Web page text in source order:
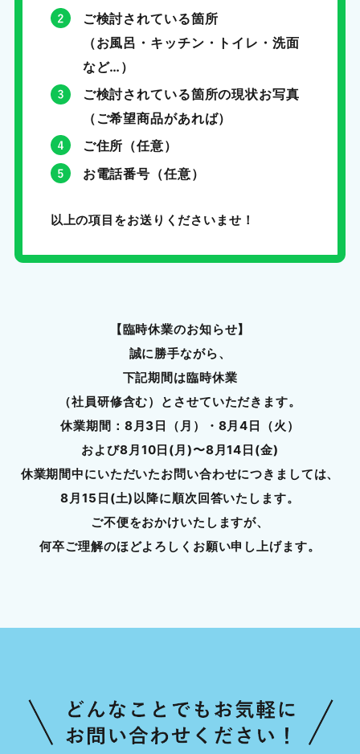
ご検討されている箇所
（お風呂・キッチン・トイレ・洗面
など…）
ご検討されている箇所の現状お写真
（ご希望商品があれば）
ご住所（任意）
お電話番号（任意）
以上の項目をお送りくださいませ！
【臨時休業のお知らせ】
誠に勝手ながら、
下記期間は臨時休業
（社員研修含む）とさせていただきます。
休業期間：8月3日（月）・8月4日（火）
および8月10日(月)〜8月14日(金)
休業期間中にいただいたお問い合わせにつきましては、
8月15日(土)以降に順次回答いたします。
ご不便をおかけいたしますが、
何卒ご理解のほどよろしくお願い申し上げます。